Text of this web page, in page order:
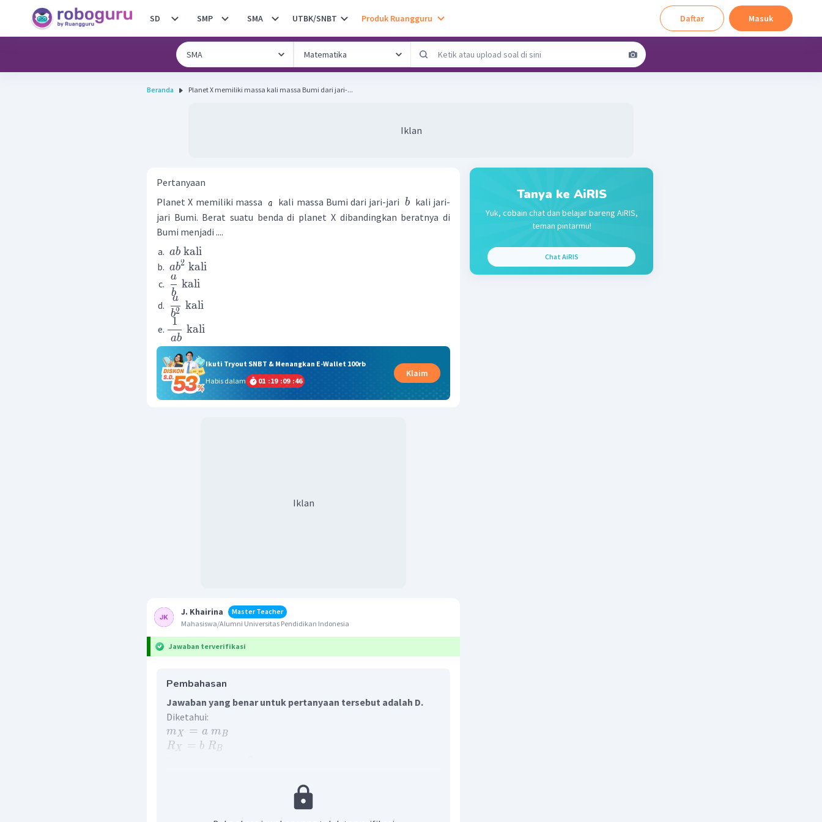
SD SMP SMA UTBK/SNBT Produk Ruangguru Daftar Masuk
Beranda Planet X memiliki massa kali massa Bumi dari jari-...
Iklan
Pertanyaan
Planet X memiliki massa
kali massa Bumi dari jari-jarib kali jari-
jari Bumi. Berat suatu benda di planet X dibandingkan beratnya di
Bumi menjadi ....
ab kali
ab2 kali
b
a
kali
b2
a
kali
ab
1
kali
Ikuti Tryout SNBT & Menangkan E-Wallet 100rb
Habis dalam
01 :19 :09 :46
Klaim
Iklan
J. Khairina
Master Teacher
Mahasiswa/Alumni Universitas Pendidikan Indonesia
Jawaban terverifikasi
Pembahasan
Jawaban yang benar untuk pertanyaan tersebut adalah D.
Diketahui:
mX = a mB
R X = b R B
Berat benda memiliki hubungan yang linier dengan percepatan
gravitasi, maka antara planet X dan planet Bumi diperoleh
Tanya ke AiRIS
Yuk, cobain chat dan belajar bareng AiRIS,
teman pintarmu!
Chat AiRIS